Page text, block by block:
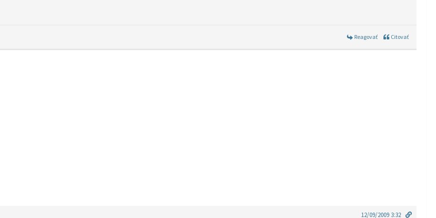
Reagovať Citovať
12/09/2009 3:32